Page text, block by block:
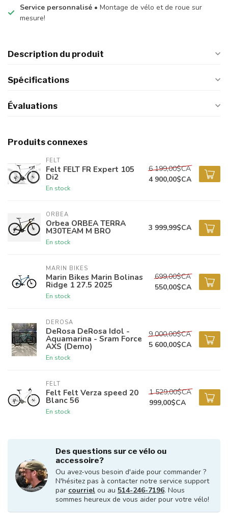
Service personnalisé • Montage de vélo et de roue sur
mesure!
Description du produit
Spécifications
Évaluations
Produits connexes
FELT
Felt FELT FR Expert 105
Di2
En stock
6 199,00$CA
4 900,00$CA
ORBEA
Orbea ORBEA TERRA
M30TEAM M BRO
En stock
3 999,99$CA
MARIN BIKES
Marin Bikes Marin Bolinas
Ridge 1 27.5 2025
En stock
699,00$CA
550,00$CA
DEROSA
DeRosa DeRosa Idol -
Aquamarina - Sram Force
AXS (Demo)
En stock
9 000,00$CA
5 600,00$CA
FELT
Felt Felt Verza speed 20
Blanc 56
En stock
1 529,00$CA
999,00$CA
Des questions sur ce vélo ou
accessoire?
Ou avez-vous besoin d'aide pour commander ?
N'hésitez pas à contacter notre service support
par courriel ou au 514-246-7196. Nous
sommes heureux de vous aider pour votre vélo!